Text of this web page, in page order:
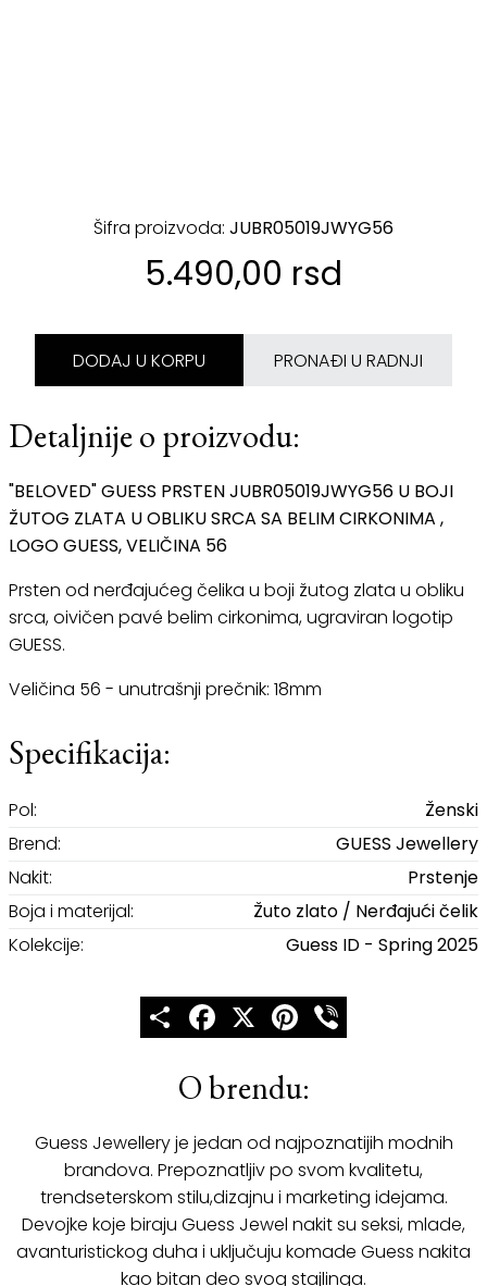
Šifra proizvoda: JUBR05019JWYG56
5.490,00 rsd
DODAJ U KORPU PRONAĐI U RADNJI
Detaljnije o proizvodu:
"BELOVED" GUESS PRSTEN JUBR05019JWYG56 U BOJI
ŽUTOG ZLATA U OBLIKU SRCA SA BELIM CIRKONIMA ,
LOGO GUESS, VELIČINA 56
Prsten od nerđajućeg čelika u boji žutog zlata u obliku
srca, oivičen pavé belim cirkonima, ugraviran logotip
GUESS.
Veličina 56 - unutrašnji prečnik: 18mm
Specifikacija:
Pol:
Ženski
Brend:
GUESS Jewellery
Nakit:
Prstenje
Boja i materijal:
Žuto zlato / Nerđajući čelik
Kolekcije:
Guess ID - Spring 2025
ShareFacebook
X Pinterest
O brendu:
Guess Jewellery je jedan od najpoznatijih modnih
brandova. Prepoznatljiv po svom kvalitetu,
trendseterskom stilu,dizajnu i marketing idejama.
Devojke koje biraju Guess Jewel nakit su seksi, mlade,
avanturistickog duha i uključuju komade Guess nakita
kao bitan deo svog stajlinga.